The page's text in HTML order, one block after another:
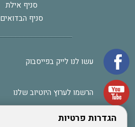
הגדרות פרטיות
סניף אילת
סניף הבדואים
עשו לנו לייק בפייסבוק
הרשמו לערוץ היוטיוב שלנו